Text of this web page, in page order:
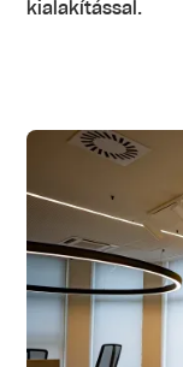
kialakítással.